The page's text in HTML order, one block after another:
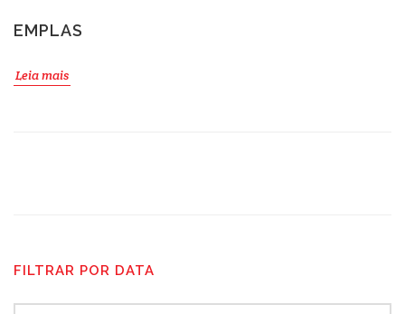
EMPLAS
Leia mais
FILTRAR POR DATA